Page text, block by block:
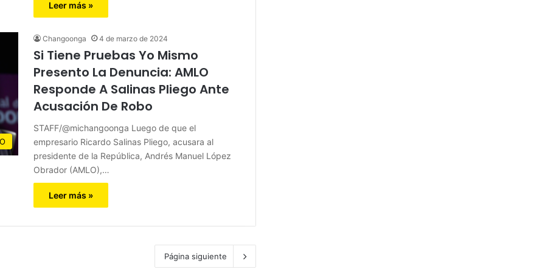
Leer más »
Changoonga 4 de marzo de 2024
Si Tiene Pruebas Yo Mismo
Presento La Denuncia: AMLO
Responde A Salinas Pliego Ante
Acusación De Robo
STAFF/@michangoonga Luego de que el
empresario Ricardo Salinas Pliego, acusara al
presidente de la República, Andrés Manuel López
Obrador (AMLO),…
Leer más »
Página siguiente